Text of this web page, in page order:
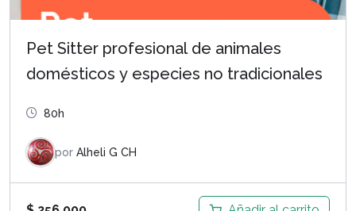
Pet Sitter profesional de animales
domésticos y especies no tradicionales
80h
por Alheli G CH